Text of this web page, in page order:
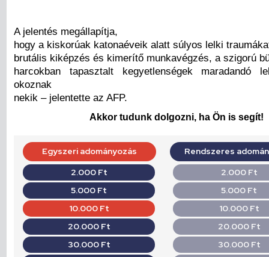
A jelentés megállapítja,
hogy a kiskorúak katonaéveik alatt súlyos lelki
brutális kiképzés és kimerítő munkavégzés, a szigorú
harcokban tapasztalt kegyetlenségek maradandó
okoznak
nekik – jelentette az AFP.
Akkor tudunk dolgozni, ha Ön is segít!